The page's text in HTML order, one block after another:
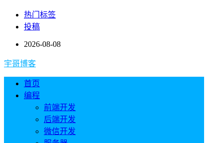
热门标签
投稿
2026-08-08
宇哥博客
首页
编程
前端开发
后端开发
微信开发